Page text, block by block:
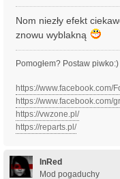
Nom niezły efekt
znowu wyblakną
Pomogłem? Postaw piwko:)
https://www.facebook.com/
https://www.facebook.com/
https://vwzone.pl/
https://reparts.pl/
InRed
Mod pogaduchy